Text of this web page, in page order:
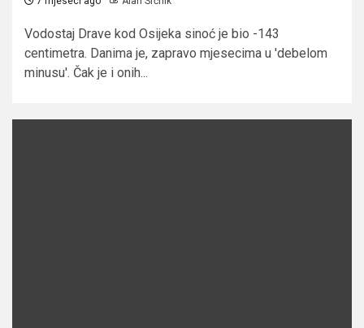
Vodostaj Drave kod Osijeka sinoć je bio -143
centimetra. Danima je, zapravo mjesecima u 'debelom
minusu'. Čak je i onih...